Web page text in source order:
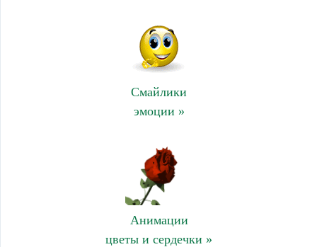
Смайлики
эмоции »
Анимации
цветы и сердечки »